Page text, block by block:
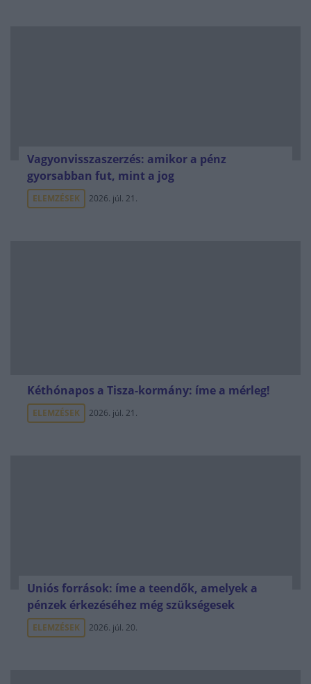
Vagyonvisszaszerzés: amikor a pénz
gyorsabban fut, mint a jog
ELEMZÉSEK 2026. júl. 21.
Kéthónapos a Tisza-kormány: íme a mérleg!
ELEMZÉSEK 2026. júl. 21.
Uniós források: íme a teendők, amelyek a
pénzek érkezéséhez még szükségesek
ELEMZÉSEK 2026. júl. 20.